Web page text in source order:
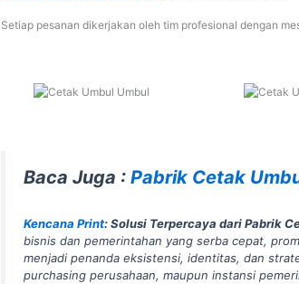
Setiap pesanan dikerjakan oleh tim profesional dengan
Baca Juga : Pabrik Cetak
Kencana Print: Solusi Terpercaya dari Pabrik
bisnis dan pemerintahan yang serba cepat,
menjadi penanda eksistensi, identitas, dan
purchasing perusahaan, maupun instansi